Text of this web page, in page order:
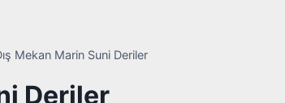
Mekan Marin Suni Deriler
Deriler